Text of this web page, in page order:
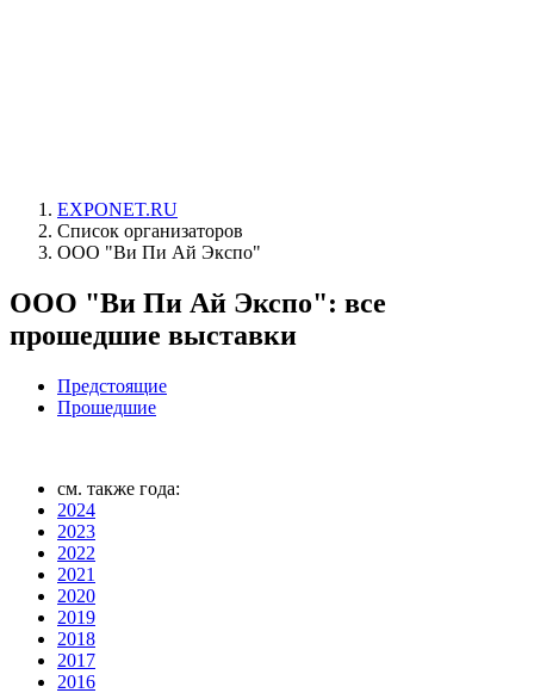
EXPONET.RU
Список организаторов
ООО "Ви Пи Ай Экспо"
ООО "Ви Пи Ай Экспо": все
прошедшие выставки
Предстоящие
Прошедшие
см. также года:
2024
2023
2022
2021
2020
2019
2018
2017
2016